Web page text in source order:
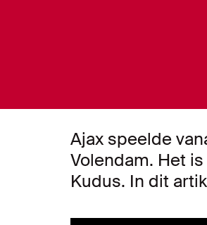
Ajax speelde
Volendam. Het
Kudus. In dit